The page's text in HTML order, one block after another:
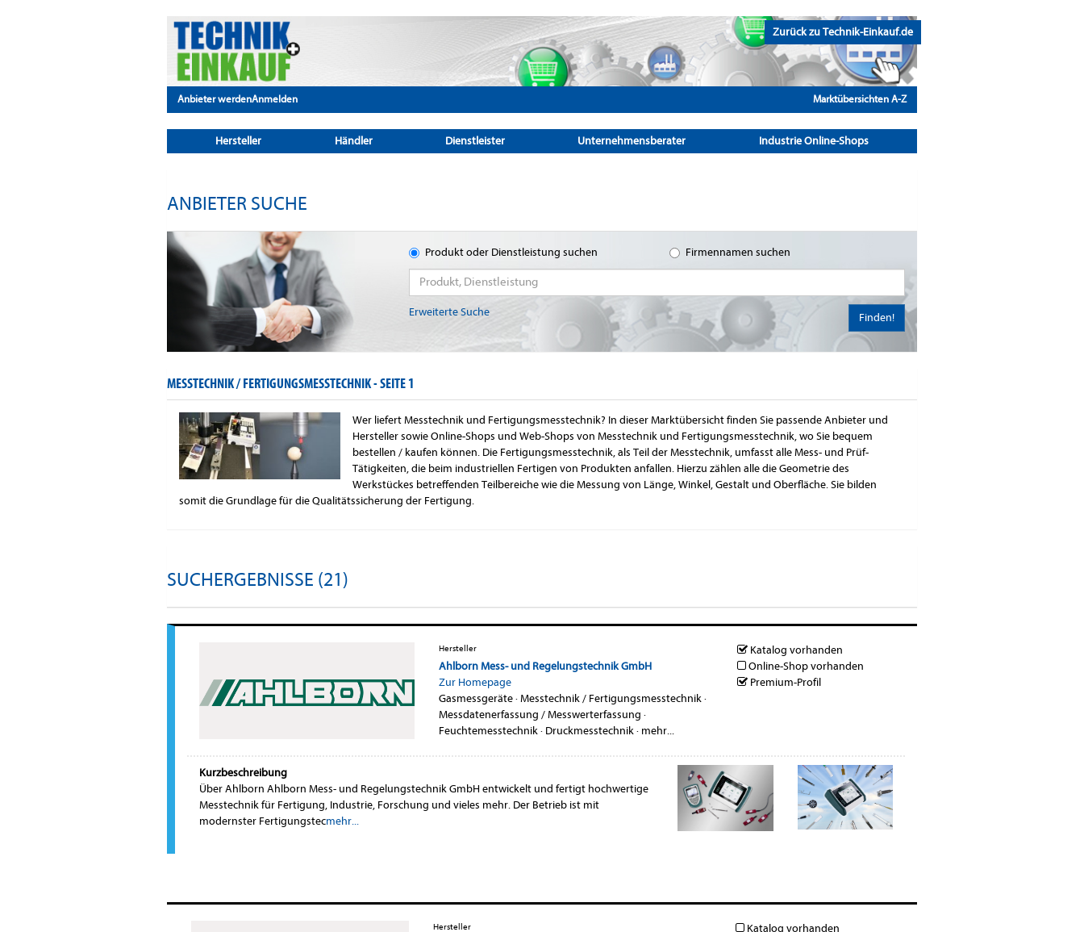
Zurück zu Technik-Einkauf.de
Anbieter werdenAnmelden Marktübersichten A-Z
Hersteller Händler Dienstleister Unternehmensberater Industrie Online-Shops
ANBIETER SUCHE
Produkt oder Dienstleistung suchen Firmennamen suchen
Erweiterte Suche Finden!
MESSTECHNIK / FERTIGUNGSMESSTECHNIK -SEITE 1
Wer liefert Messtechnik und Fertigungsmesstechnik? In dieser Marktübersicht finden Sie passende Anbieter und
Hersteller sowie Online-Shops und Web-Shops von Messtechnik und Fertigungsmesstechnik, wo Sie bequem
bestellen / kaufen können. Die Fertigungsmesstechnik, als Teil der Messtechnik, umfasst alle Mess- und Prüf-
Tätigkeiten, die beim industriellen Fertigen von Produkten anfallen. Hierzu zählen alle die Geometrie des
Werkstückes betreffenden Teilbereiche wie die Messung von Länge, Winkel, Gestalt und Oberfläche. Sie bilden
somit die Grundlage für die Qualitätssicherung der Fertigung.
SUCHERGEBNISSE (21)
Hersteller
Ahlborn Mess- und Regelungstechnik GmbH
Zur Homepage
Gasmessgeräte·Messtechnik / Fertigungsmesstechnik·
Messdatenerfassung / Messwerterfassung ·
Feuchtemesstechnik· Druckmesstechnik· mehr...
Katalog vorhanden
Online-Shop vorhanden
Premium-Profil
Kurzbeschreibung
Über Ahlborn Ahlborn Mess- und Regelungstechnik GmbH entwickelt und fertigt hochwertige
Messtechnik für Fertigung, Industrie, Forschung und vieles mehr. Der Betrieb ist mit
modernster Fertigungstecmehr...
Hersteller
Katalog vorhanden